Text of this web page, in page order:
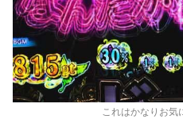
これはかなりお気